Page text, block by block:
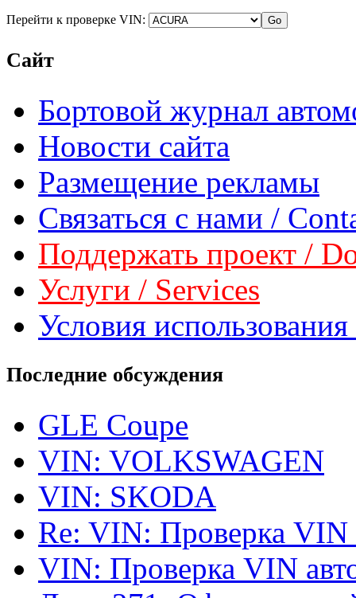
Перейти к проверке VIN:
Сайт
Бортовой журнал
Новости сайта
Размещение рекламы
Связаться с нами /
Поддержать проект /
Услуги / Services
Условия
Последние обсуждения
GLE Coupe
VIN: VOLKSWAGEN
VIN: SKODA
Re: VIN: Проверка VIN
VIN: Проверка VIN